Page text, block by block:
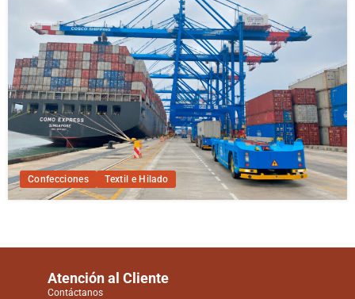
Confecciones Textil e Hilado
Atención al Cliente
Contáctanos